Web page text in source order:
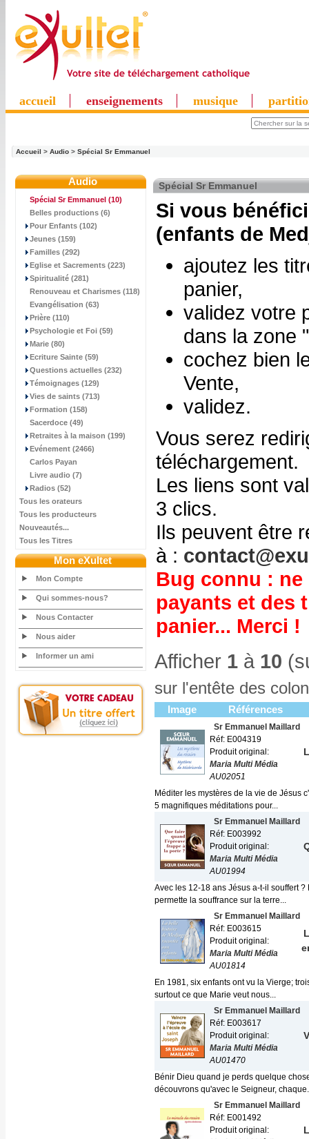
accueil enseignements musique
Accueil > Audio > Spécial Sr Emmanuel
Audio
Spécial Sr Emmanuel (10)
Belles productions (6)
Pour Enfants (102)
Jeunes (159)
Familles (292)
Eglise et Sacrements (223)
Spiritualité (281)
Renouveau et Charismes (118)
Evangélisation (63)
Prière (110)
Psychologie et Foi (59)
Marie (80)
Ecriture Sainte (59)
Questions actuelles (232)
Témoignages (129)
Vies de saints (713)
Formation (158)
Sacerdoce (49)
Retraites à la maison (199)
Evénement (2466)
Carlos Payan
Livre audio (7)
Radios (52)
Tous les orateurs
Tous les producteurs
Nouveautés...
Tous les Titres
Mon eXultet
Mon Compte
Qui sommes-nous?
Nous Contacter
Nous aider
Informer un ami
Spécial Sr Emmanuel
Si vous
(enfants de
ajoutez les
panier,
validez votre
dans la zone
cochez bien
Vente,
validez.
Vous serez
téléchargement.
Les liens sont
3 clics.
Ils peuvent être
à :
Bug connu :
payants et des
panier... Merci !
Afficher 1 à 10
sur l'entête des
Image Références
Sr Emmanuel Maillard
Réf: E004319
Produit original:
Maria Multi Média
AU02051
Méditer les mystères de la vie de Jésus
5 magnifiques méditations pour...
Sr Emmanuel Maillard
Réf: E003992
Produit original:
Maria Multi Média
AU01994
Avec les 12-18 ans Jésus a-t-il souffert
permette la souffrance sur la terre...
Sr Emmanuel Maillard
Réf: E003615
Produit original:
Maria Multi Média
AU01814
En 1981, six enfants ont vu la Vierge;
surtout ce que Marie veut nous...
Sr Emmanuel Maillard
Réf: E003617
Produit original:
Maria Multi Média
AU01470
Bénir Dieu quand je perds quelque
découvrons qu'avec le Seigneur,
Sr Emmanuel Maillard
Réf: E001492
Produit original: